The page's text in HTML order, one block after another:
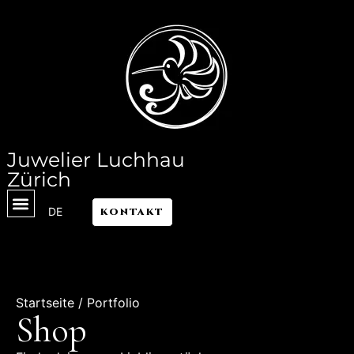
Juwelier Luchhau
Zürich
DE KONTAKT
Startseite / Portfolio
Shop